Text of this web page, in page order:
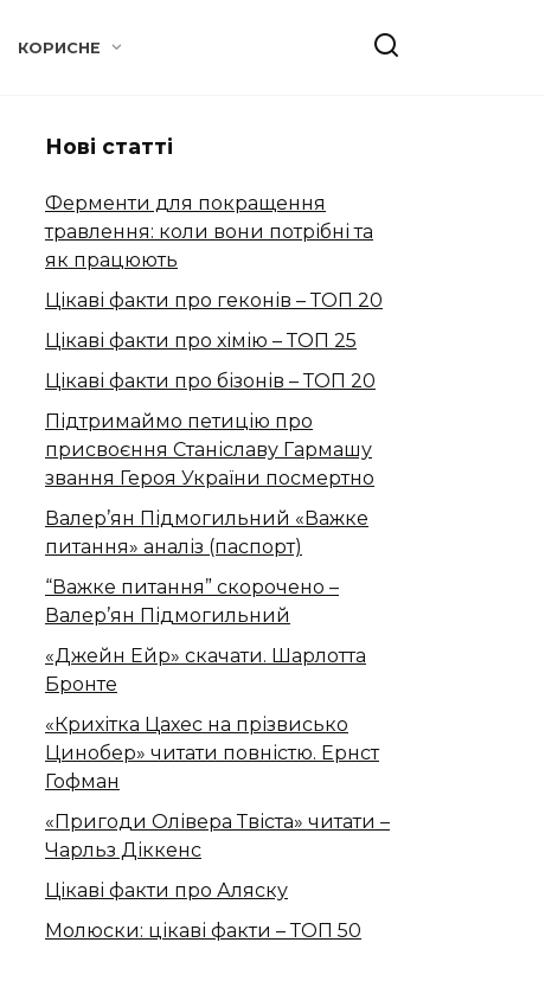
КОРИСНЕ
Нові статті
Ферменти для покращення
травлення: коли вони потрібні та
як працюють
Цікаві факти про геконів – ТОП 20
Цікаві факти про хімію – ТОП 25
Цікаві факти про бізонів – ТОП 20
Підтримаймо петицію про
присвоєння Станіславу Гармашу
звання Героя України посмертно
Валер’ян Підмогильний «Важке
питання» аналіз (паспорт)
“Важке питання” скорочено –
Валер’ян Підмогильний
«Джейн Ейр» скачати. Шарлотта
Бронте
«Крихітка Цахес на прізвисько
Цинобер» читати повністю. Ернст
Гофман
«Пригоди Олівера Твіста» читати –
Чарльз Діккенс
Цікаві факти про Аляску
Молюски: цікаві факти – ТОП 50